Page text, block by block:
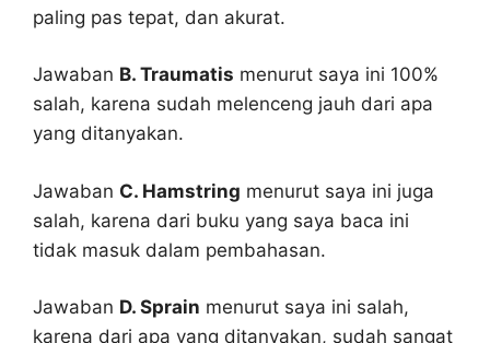
paling pas tepat, dan akurat.
Jawaban B. Traumatis menurut saya ini 100%
salah, karena sudah melenceng jauh dari apa
yang ditanyakan.
Jawaban C. Hamstring menurut saya ini juga
salah, karena dari buku yang saya baca ini
tidak masuk dalam pembahasan.
Jawaban D. Sprain menurut saya ini salah,
karena dari apa yang ditanyakan, sudah sangat